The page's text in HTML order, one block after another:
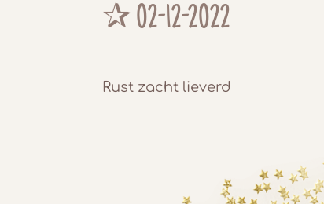
✰ 02-12-2022
Rust zacht lieverd